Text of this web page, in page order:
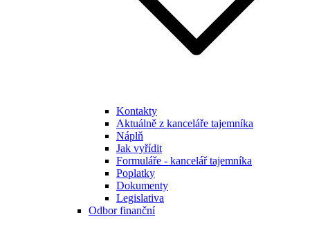
Kontakty
Aktuálně z kanceláře tajemníka
Náplň
Jak vyřídit
Formuláře - kancelář tajemníka
Poplatky
Dokumenty
Legislativa
Odbor finanční